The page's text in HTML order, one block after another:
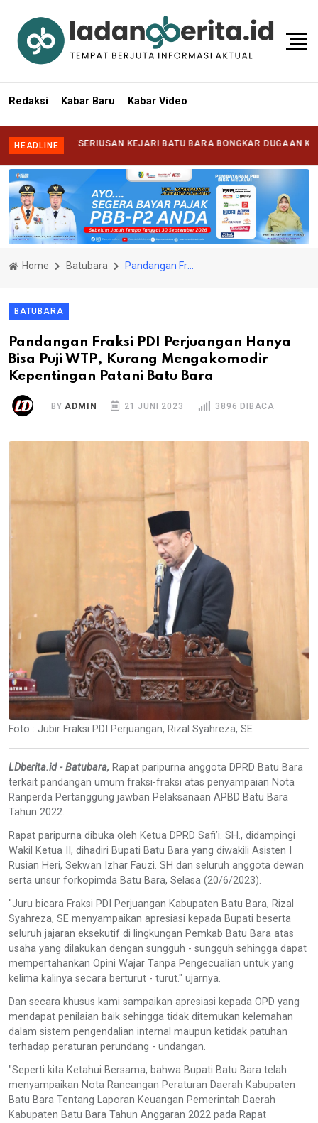
Redaksi Kabar Baru Kabar Video
HEADLINE
KESERIUSAN KEJARI BATU BARA BONGKAR DUGAAN KORUPSI DI
Home Batubara
BATUBARA
Pandangan Fraksi PDI Perjuangan Hanya
Bisa Puji WTP, Kurang Mengakomodir
Kepentingan Patani Batu Bara
BY ADMIN 21 JUNI 2023 3896 DIBACA
Foto : Jubir Fraksi PDI Perjuangan, Rizal Syahreza, SE
LDberita.id - Batubara, Rapat paripurna anggota DPRD Batu Bara
terkait pandangan umum fraksi-fraksi atas penyampaian Nota
Ranperda Pertanggung jawban Pelaksanaan APBD Batu Bara
Tahun 2022.
Rapat paripurna dibuka oleh Ketua DPRD Safi’i. SH., didampingi
Wakil Ketua II, dihadiri Bupati Batu Bara yang diwakili Asisten I
Rusian Heri, Sekwan Izhar Fauzi. SH dan seluruh anggota dewan
serta unsur forkopimda Batu Bara, Selasa (20/6/2023).
"Juru bicara Fraksi PDI Perjuangan Kabupaten Batu Bara, Rizal
Syahreza, SE menyampaikan apresiasi kepada Bupati beserta
seluruh jajaran eksekutif di lingkungan Pemkab Batu Bara atas
usaha yang dilakukan dengan sungguh - sungguh sehingga dapat
mempertahankan Opini Wajar Tanpa Pengecualian untuk yang
kelima kalinya secara berturut - turut." ujarnya.
Dan secara khusus kami sampaikan apresiasi kepada OPD yang
mendapat penilaian baik sehingga tidak ditemukan kelemahan
dalam sistem pengendalian internal maupun ketidak patuhan
terhadap peraturan perundang - undangan.
"Seperti kita Ketahui Bersama, bahwa Bupati Batu Bara telah
menyampaikan Nota Rancangan Peraturan Daerah Kabupaten
Batu Bara Tentang Laporan Keuangan Pemerintah Daerah
Kabupaten Batu Bara Tahun Anggaran 2022 pada Rapat